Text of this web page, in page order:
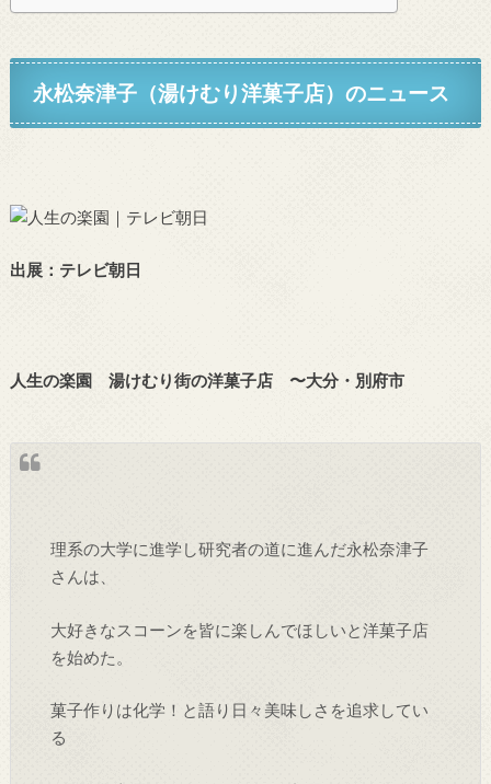
永松奈津子（湯けむり洋菓子店）のニュース
出展：テレビ朝日
人生の楽園 湯けむり街の洋菓子店 〜大分・別府市
理系の大学に進学し研究者の道に進んだ永松奈津子
さんは、
大好きなスコーンを皆に楽しんでほしいと洋菓子店
を始めた。
菓子作りは化学！と語り日々美味しさを追求してい
る